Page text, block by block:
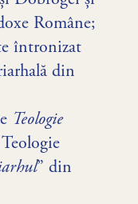
Române;
întronizat
din
Teologie
” din